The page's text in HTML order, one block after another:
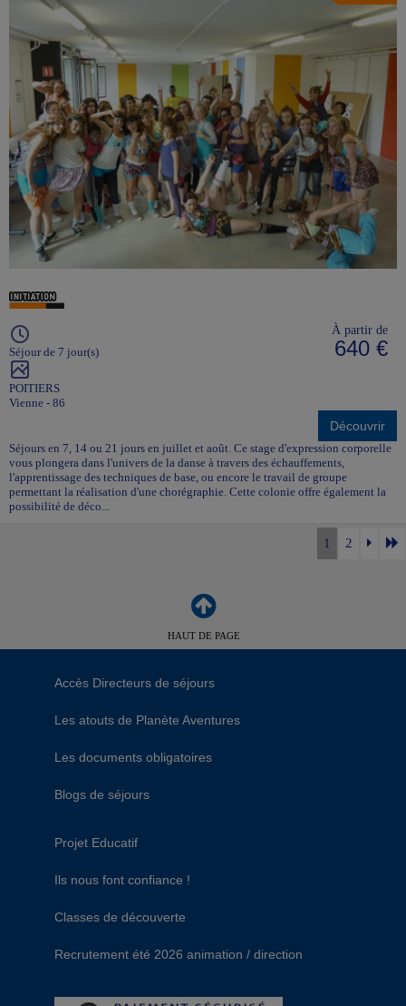
Séjour de 7 jour(s)
POITIERS
Vienne - 86
À partir de
640 €
Découvrir
Séjours en 7, 14 ou 21 jours en juillet et août. Ce stage d'expression corporelle
vous plongera dans l'univers de la danse à travers des échauffements,
l'apprentissage des techniques de base, ou encore le travail de groupe
permettant la réalisation d'une chorégraphie. Cette colonie offre également la
possibilité de déco...
1 2
HAUT DE PAGE
Accès Directeurs de séjours
Les atouts de Planète Aventures
Les documents obligatoires
Blogs de séjours
Projet Educatif
Ils nous font confiance !
Classes de découverte
Recrutement été 2026 animation / direction